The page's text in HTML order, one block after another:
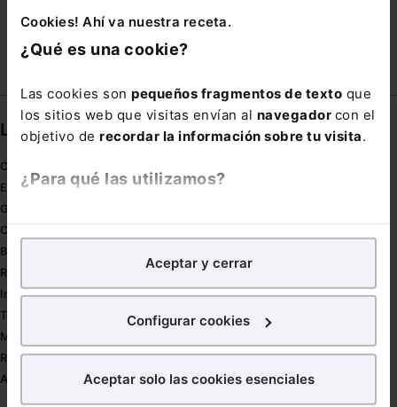
Cookies! Ahí va nuestra receta.
¿Qué es una cookie?
Las cookies son pequeños fragmentos de texto que
los sitios web que visitas envían al navegador con el
objetivo de recordar la información sobre tu visita.
¿Para qué las utilizamos?
analíticospara tratar demejorar tu experienciaen
nuestra página web. También con fines publicitarios,
para poder mostrarte publicidad y contenidos de tu
¿Qué puedes hacer?
Aceptar y cerrar
Configurar cookies
Aceptar solo las cookies esenciales
Links directos
Coronavirus
Estudio de salud abogacía
Gestión de despachos
Compliance
Buenas Prácticas Tributarias
RGPD
Innovación
Tesauro
Mapa web
Redirect sitemap
Autores de El Derecho